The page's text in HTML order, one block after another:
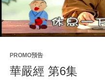
PROMO預告
華嚴經 第6集